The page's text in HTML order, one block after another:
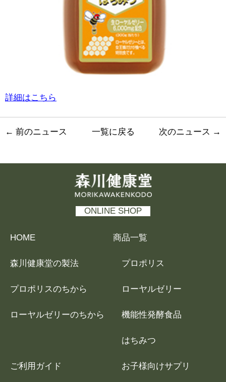
詳細はこちら
← 前のニュース 一覧に戻る 次のニュース →
森川健康堂 MORIKAWAKENKODO
ONLINE SHOP
HOME 商品一覧
プロポリス
ローヤルゼリー
機能性発酵食品
はちみつ
お子様向けサプリ
森川健康堂の製法
プロポリスのちから
ローヤルゼリーのちから
ご利用ガイド